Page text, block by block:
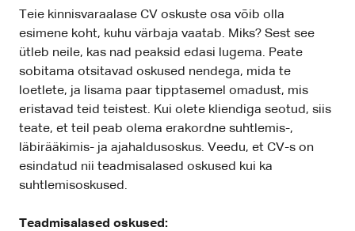
Teie kinnisvaraalase CV oskuste osa võib olla
esimene koht, kuhu värbaja vaatab. Miks? Sest see
ütleb neile, kas nad peaksid edasi lugema. Peate
sobitama otsitavad oskused nendega, mida te
loetlete, ja lisama paar tipptasemel omadust, mis
eristavad teid teistest. Kui olete kliendiga seotud, siis
teate, et teil peab olema erakordne suhtlemis-,
läbirääkimis- ja ajahaldusoskus. Veedu, et CV-s on
esindatud nii teadmisalased oskused kui ka
suhtlemisoskused.
Teadmisalased oskused: